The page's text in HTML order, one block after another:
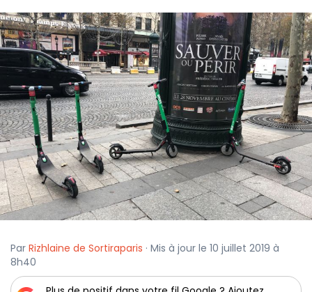
Par Rizhlaine de Sortiraparis · Mis à jour le 10 juillet 2019 à
8h40